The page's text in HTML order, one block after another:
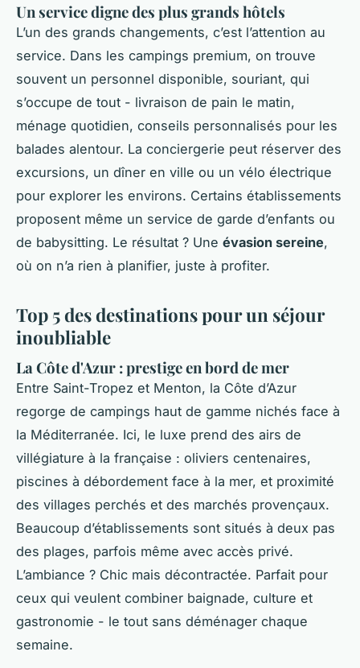
Un service digne des plus grands hôtels
L’un des grands changements, c’est l’attention au
service. Dans les campings premium, on trouve
souvent un personnel disponible, souriant, qui
s’occupe de tout - livraison de pain le matin,
ménage quotidien, conseils personnalisés pour les
balades alentour. La conciergerie peut réserver des
excursions, un dîner en ville ou un vélo électrique
pour explorer les environs. Certains établissements
proposent même un service de garde d’enfants ou
de babysitting. Le résultat ? Une évasion sereine,
où on n’a rien à planifier, juste à profiter.
Top 5 des destinations pour un séjour
inoubliable
La Côte d'Azur : prestige en bord de mer
Entre Saint-Tropez et Menton, la Côte d’Azur
regorge de campings haut de gamme nichés face à
la Méditerranée. Ici, le luxe prend des airs de
villégiature à la française : oliviers centenaires,
piscines à débordement face à la mer, et proximité
des villages perchés et des marchés provençaux.
Beaucoup d’établissements sont situés à deux pas
des plages, parfois même avec accès privé.
L’ambiance ? Chic mais décontractée. Parfait pour
ceux qui veulent combiner baignade, culture et
gastronomie - le tout sans déménager chaque
semaine.